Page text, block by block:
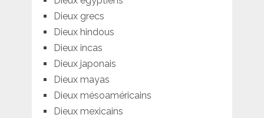
Dieux grecs
Dieux hindous
Dieux incas
Dieux japonais
Dieux mayas
Dieux mésoaméricains
Dieux mexicains